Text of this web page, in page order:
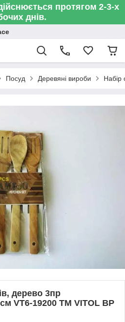
протягом 2-3-х
днів.
Посуд Деревяні вироби Набір
дерево 3пр
VT6-19200 ТМ VITOL BP